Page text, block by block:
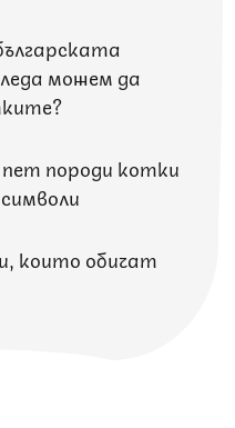
можем да
породи котки
които обичат